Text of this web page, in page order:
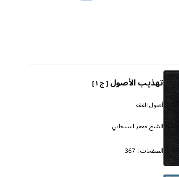
تهذيب الأصول[ ج ١ ]
أصول الفقه
الشيخ جعفر السبحاني
الصفحات : 367